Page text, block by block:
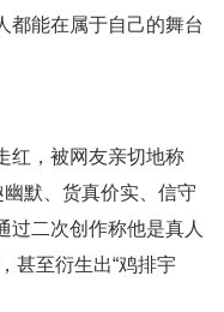
都能在属于自己的舞台
，被网友亲切地称
幽默、货真价实、信守
过二次创作称他是真人
甚至衍生出“鸡排宇